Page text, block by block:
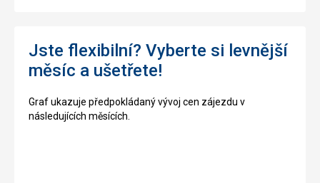
Jste flexibilní? Vyberte si levnější
měsíc a ušetřete!
Graf ukazuje předpokládaný vývoj cen zájezdu v
následujících měsících.